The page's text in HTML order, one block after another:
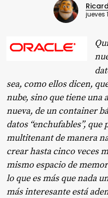
jueves
sea, como ellos dicen,
nube, sino que tiene
nueva, de un container
datos “enchufables”,
multitenant de manera
crear hasta cinco veces
mismo espacio de
lo que es más que nada
más interesante está